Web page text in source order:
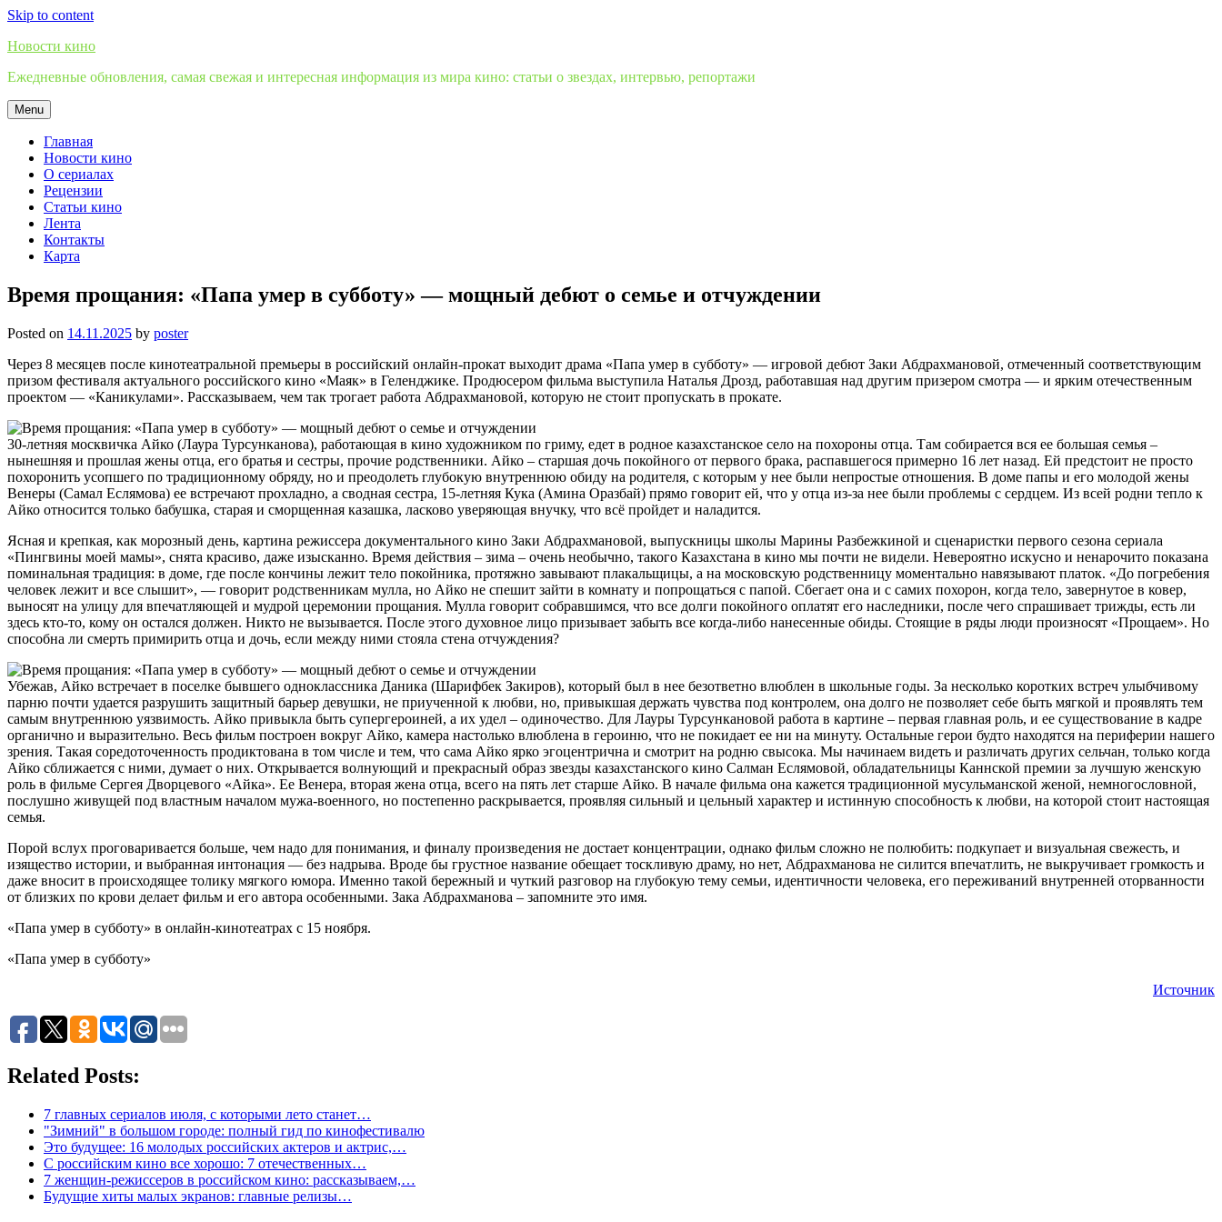
Skip to content
Новости кино
Ежедневные обновления, самая свежая и интересная информация из мира кино: статьи о звездах, интервью, репортажи
Menu
Главная
Новости кино
О сериалах
Рецензии
Статьи кино
Лента
Контакты
Карта
Время прощания: «Папа умер в субботу» — мощный дебют о семье и отчуждении
Posted on 14.11.2025 by poster
Через 8 месяцев после кинотеатральной премьеры в российский онлайн-прокат выходит драма «Папа умер в субботу» — игровой дебют Заки Абдрахмановой, отмеченный соответствующим
призом фестиваля актуального российского кино «Маяк» в Геленджике. Продюсером фильма выступила Наталья Дрозд, работавшая над другим призером смотра — и ярким отечественным
проектом — «Каникулами». Рассказываем, чем так трогает работа Абдрахмановой, которую не стоит пропускать в прокате.
30-летняя москвичка Айко (Лаура Турсунканова), работающая в кино художником по гриму, едет в родное казахстанское село на похороны отца. Там собирается вся ее большая семья –
нынешняя и прошлая жены отца, его братья и сестры, прочие родственники. Айко – старшая дочь покойного от первого брака, распавшегося примерно 16 лет назад. Ей предстоит не просто
похоронить усопшего по традиционному обряду, но и преодолеть глубокую внутреннюю обиду на родителя, с которым у нее были непростые отношения. В доме папы и его молодой жены
Венеры (Самал Еслямова) ее встречают прохладно, а сводная сестра, 15-летняя Кука (Амина Оразбай) прямо говорит ей, что у отца из-за нее были проблемы с сердцем. Из всей родни тепло к
Айко относится только бабушка, старая и сморщенная казашка, ласково уверяющая внучку, что всё пройдет и наладится.
Ясная и крепкая, как морозный день, картина режиссера документального кино Заки Абдрахмановой, выпускницы школы Марины Разбежкиной и сценаристки первого сезона сериала
«Пингвины моей мамы», снята красиво, даже изысканно. Время действия – зима – очень необычно, такого Казахстана в кино мы почти не видели. Невероятно искусно и ненарочито показана
поминальная традиция: в доме, где после кончины лежит тело покойника, протяжно завывают плакальщицы, а на московскую родственницу моментально навязывают платок. «До погребения
человек лежит и все слышит», — говорит родственникам мулла, но Айко не спешит зайти в комнату и попрощаться с папой. Сбегает она и с самих похорон, когда тело, завернутое в ковер,
выносят на улицу для впечатляющей и мудрой церемонии прощания. Мулла говорит собравшимся, что все долги покойного оплатят его наследники, после чего спрашивает трижды, есть ли
здесь кто-то, кому он остался должен. Никто не вызывается. После этого духовное лицо призывает забыть все когда-либо нанесенные обиды. Стоящие в ряды люди произносят «Прощаем». Но
способна ли смерть примирить отца и дочь, если между ними стояла стена отчуждения?
Убежав, Айко встречает в поселке бывшего одноклассника Даника (Шарифбек Закиров), который был в нее безответно влюблен в школьные годы. За несколько коротких встреч улыбчивому
парню почти удается разрушить защитный барьер девушки, не приученной к любви, но, привыкшая держать чувства под контролем, она долго не позволяет себе быть мягкой и проявлять тем
самым внутреннюю уязвимость. Айко привыкла быть супергероиней, а их удел – одиночество. Для Лауры Турсункановой работа в картине – первая главная роль, и ее существование в кадре
органично и выразительно. Весь фильм построен вокруг Айко, камера настолько влюблена в героиню, что не покидает ее ни на минуту. Остальные герои будто находятся на периферии нашего
зрения. Такая соредоточенность продиктована в том числе и тем, что сама Айко ярко эгоцентрична и смотрит на родню свысока. Мы начинаем видеть и различать других сельчан, только когда
Айко сближается с ними, думает о них. Открывается волнующий и прекрасный образ звезды казахстанского кино Салман Еслямовой, обладательницы Каннской премии за лучшую женскую
роль в фильме Сергея Дворцевого «Айка». Ее Венера, вторая жена отца, всего на пять лет старше Айко. В начале фильма она кажется традиционной мусульманской женой, немногословной,
послушно живущей под властным началом мужа-военного, но постепенно раскрывается, проявляя сильный и цельный характер и истинную способность к любви, на которой стоит настоящая
семья.
Порой вслух проговаривается больше, чем надо для понимания, и финалу произведения не достает концентрации, однако фильм сложно не полюбить: подкупает и визуальная свежесть, и
изящество истории, и выбранная интонация — без надрыва. Вроде бы грустное название обещает тоскливую драму, но нет, Абдрахманова не силится впечатлить, не выкручивает громкость и
даже вносит в происходящее толику мягкого юмора. Именно такой бережный и чуткий разговор на глубокую тему семьи, идентичности человека, его переживаний внутренней оторванности
от близких по крови делает фильм и его автора особенными. Зака Абдрахманова – запомните это имя.
«Папа умер в субботу» в онлайн-кинотеатрах с 15 ноября.
«Папа умер в субботу»
Источник
Related Posts:
7 главных сериалов июля, с которыми лето станет…
"Зимний" в большом городе: полный гид по кинофестивалю
Это будущее: 16 молодых российских актеров и актрис,…
С российским кино все хорошо: 7 отечественных…
7 женщин-режиссеров в российском кино: рассказываем,…
Будущие хиты малых экранов: главные релизы…